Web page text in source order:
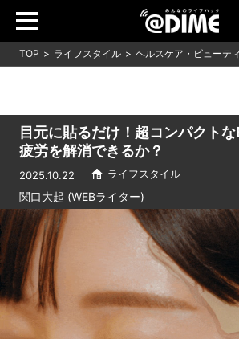
TOP ライフスタイル ヘルスケア・ビューテ
目元に貼るだけ！超コンパクト
疲労を解消できるか？
2025.10.22 ライフスタイル
関口大起 (WEBライター)